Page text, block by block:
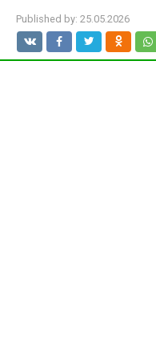
Published by: 25.05.2026